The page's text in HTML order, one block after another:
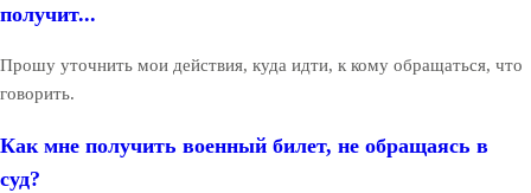
получит...
Прошу уточнить мои действия, куда идти, к кому обращаться, что
говорить.
Как мне получить военный билет, не обращаясь в
суд?